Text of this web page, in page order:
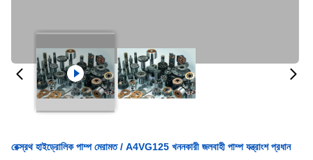
রেক্স্রথ হাইড্রোলিক পাম্প মেরামত / A4VG125 খননকারী জলবাহী পাম্প যন্ত্রাংশ প্রধান